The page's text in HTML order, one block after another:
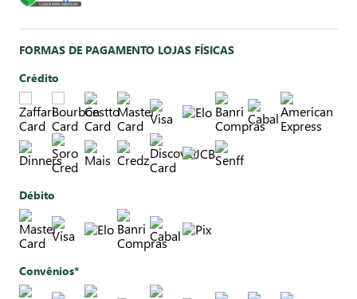
FORMAS DE PAGAMENTO LOJAS FÍSICAS
Crédito
Débito
Convênios*